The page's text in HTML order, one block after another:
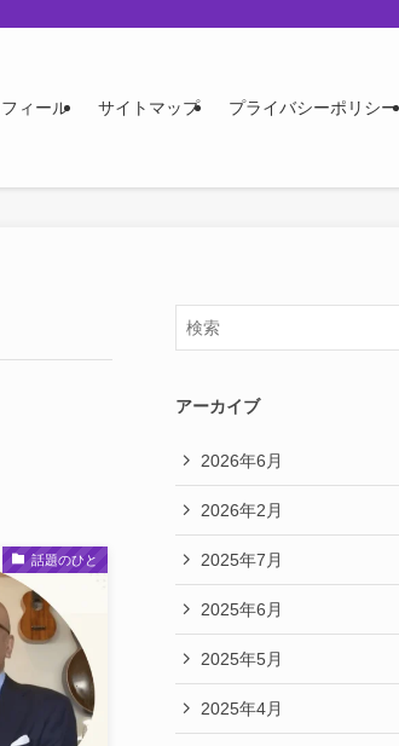
ィール サイトマップ プライバシーポリシー
話題のひと
アーカイブ
2026年6月
2026年2月
2025年7月
2025年6月
2025年5月
2025年4月